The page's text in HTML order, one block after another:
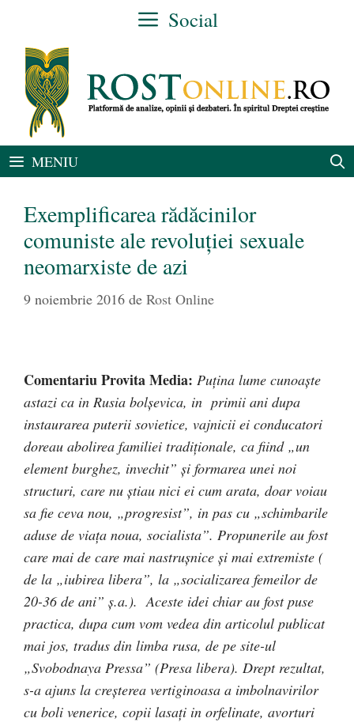
conținut
Social
MENIU
Exemplificarea rădăcinilor
comuniste ale revoluției sexuale
neomarxiste de azi
9 noiembrie 2016 de Rost Online
Comentariu Provita Media: Puțina lume cunoaște
astazi ca in Rusia bolșevica, in primii ani dupa
instaurarea puterii sovietice, vajnicii ei conducatori
doreau abolirea familiei tradiționale, ca fiind „un
element burghez, invechit” și formarea unei noi
structuri, care nu știau nici ei cum arata, doar voiau
sa fie ceva nou, „progresist”, in pas cu „schimbarile
aduse de viața noua, socialista”. Propunerile au fost
care mai de care mai nastrușnice și mai extremiste (
de la „iubirea libera”, la „socializarea femeilor de
20-36 de ani” ș.a.). Aceste idei chiar au fost puse
practica, dupa cum vom vedea din articolul publicat
mai jos, tradus din limba rusa, de pe site-ul
„Svobodnaya Pressa” (Presa libera). Drept rezultat,
s-a ajuns la creșterea vertiginoasa a imbolnavirilor
cu boli venerice, copii lasați in orfelinate, avorturi